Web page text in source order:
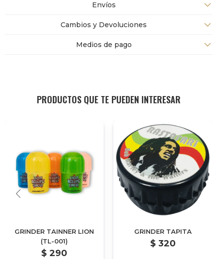
Envíos
Cambios y Devoluciones
Medios de pago
PRODUCTOS QUE TE PUEDEN INTERESAR
GRINDER TAINNER LION
(TL-001)
$ 290
GRINDER TAPITA
$ 320